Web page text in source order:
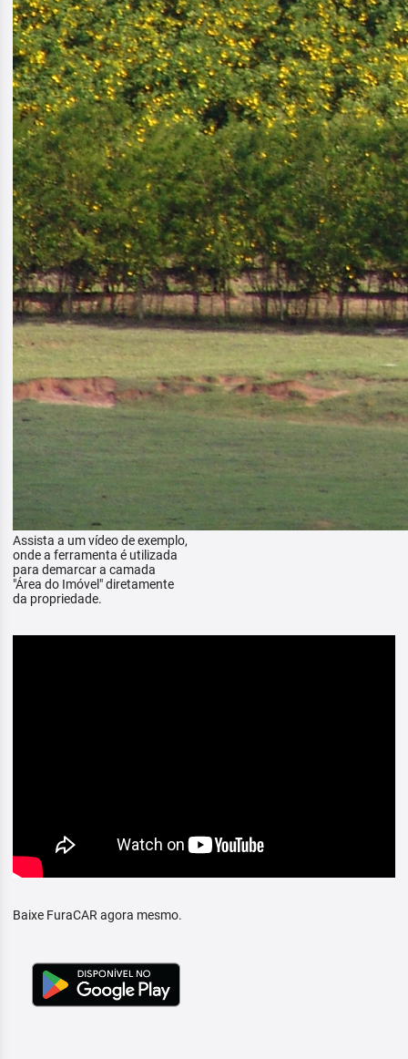
Assista a um vídeo de exemplo,
onde a ferramenta é utilizada
para demarcar a camada
"Área do Imóvel" diretamente
da propriedade.
Baixe FuraCAR agora mesmo.